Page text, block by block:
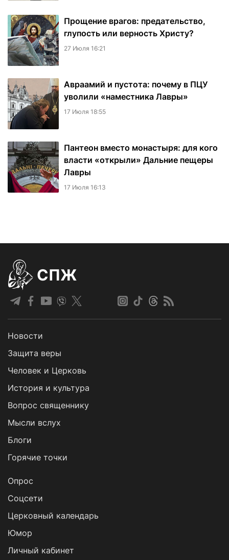
Прощение врагов: предательство,
глупость или верность Христу?
27 Июля 16:21
Авраамий и пустота: почему в ПЦУ
уволили «наместника Лавры»
17 Июля 18:55
Пантеон вместо монастыря: для кого
власти «открыли» Дальние пещеры
Лавры
17 Июля 16:13
СПЖ
Новости
Защита веры
Человек и Церковь
История и культура
Вопрос священнику
Мысли вслух
Блоги
Горячие точки
Опрос
Cоцсети
Церковный календарь
Юмор
Личный кабинет